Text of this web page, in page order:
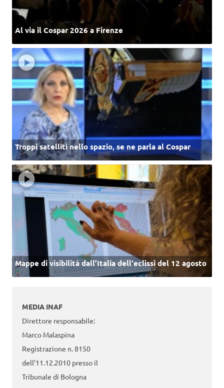
Al via il Cospar 2026 a Firenze
Troppi satelliti nello spazio, se ne parla al Cospar
Mappe di visibilità dall’Italia dell'eclissi del 12 agosto
MEDIA INAF
Direttore responsabile:
Marco Malaspina
Registrazione n. 8150
dell’11.12.2010 presso il
Tribunale di Bologna